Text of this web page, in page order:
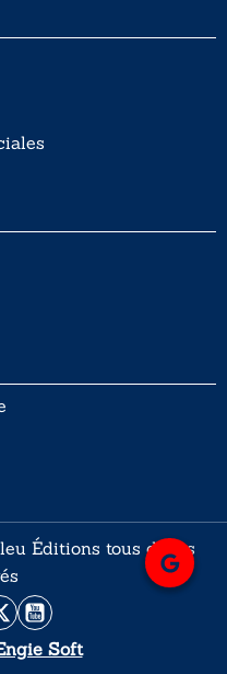
Éditions tous droits
Soft